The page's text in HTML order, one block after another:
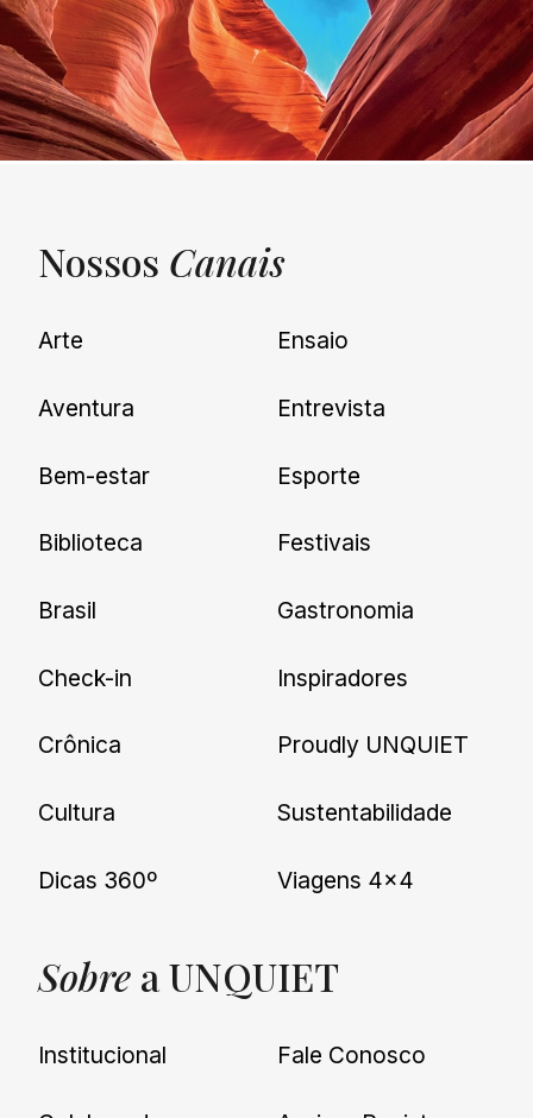
UNQUIET
Newsletter
nossas novidades.
Nossos Canais
Arte
Aventura
Bem-estar
Biblioteca
Brasil
Check-in
Crônica
Cultura
Dicas 360º
Ensaio
Entrevista
Esporte
Festivais
Gastronomia
Inspiradores
Proudly UNQUIET
Sustentabilidade
Viagens 4×4
Sobre a UNQUIET
Institucional Fale Conosco